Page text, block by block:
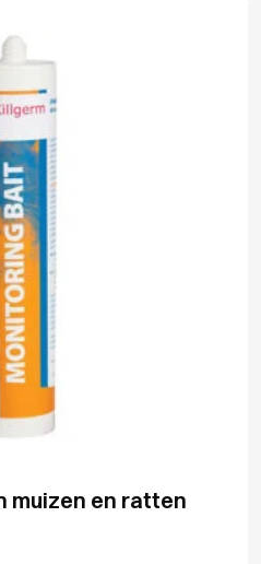
muizen en ratten